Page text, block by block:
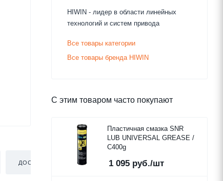
ДОСТАВКА
HIWIN - лидер в области линейных
технологий и систем привода
Все товары категории
Все товары бренда HIWIN
С этим товаром часто покупают
Пластичная смазка SNR
LUB UNIVERSAL GREASE /
C400g
1 095 руб./шт